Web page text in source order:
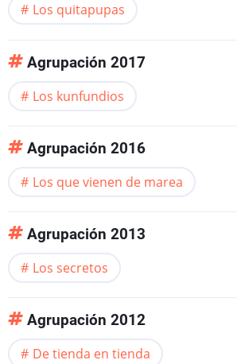
Los quitapupas
Agrupación 2017
Los kunfundios
Agrupación 2016
Los que vienen de marea
Agrupación 2013
Los secretos
Agrupación 2012
De tienda en tienda